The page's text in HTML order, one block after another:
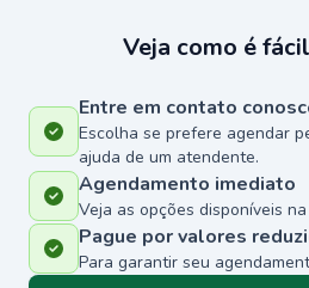
Veja como é
Entre em contato
Escolha se prefere agendar
ajuda de um atendente.
Agendamento imediato
Veja as opções disponíveis
Pague por valores
Para garantir seu